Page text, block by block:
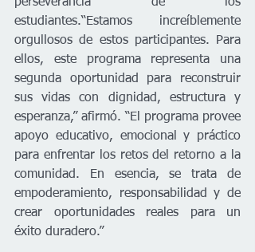
perseverancia de los
estudiantes.“Estamos increíblemente
orgullosos de estos participantes. Para
ellos, este programa representa una
segunda oportunidad para reconstruir
sus vidas con dignidad, estructura y
esperanza,” afirmó. “El programa provee
apoyo educativo, emocional y práctico
para enfrentar los retos del retorno a la
comunidad. En esencia, se trata de
empoderamiento, responsabilidad y de
crear oportunidades reales para un
éxito duradero.”